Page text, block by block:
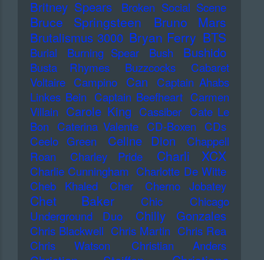
Britney Spears Broken Social Scene
Bruce Springsteen Bruno Mars
Brutalismus 3000 Bryan Ferry BTS
Burial Burning Spear Bush Bushido
Busta Rhymes Buzzcocks
Cabaret
Voltaire Campino Can
Captain Ahabs
Linkes Bein Captain Beefheart Carmen
Villain Carole King Cassiber Cate Le
Bon
Caterina Valente CD-Boxen
CDs
Ceelo Green
Celine Dion
Chappell
Roan
Charley Pride Charli XCX
Charlie Cunningham Charlotte De Witte
Cheb Khaled
Cher Cherno Jobatey
Chet Baker Chic
Chicago
Underground Duo
Chilly Gonzales
Chris Blackwell Chris Martin Chris Rea
Chris Watson
Christian Anders